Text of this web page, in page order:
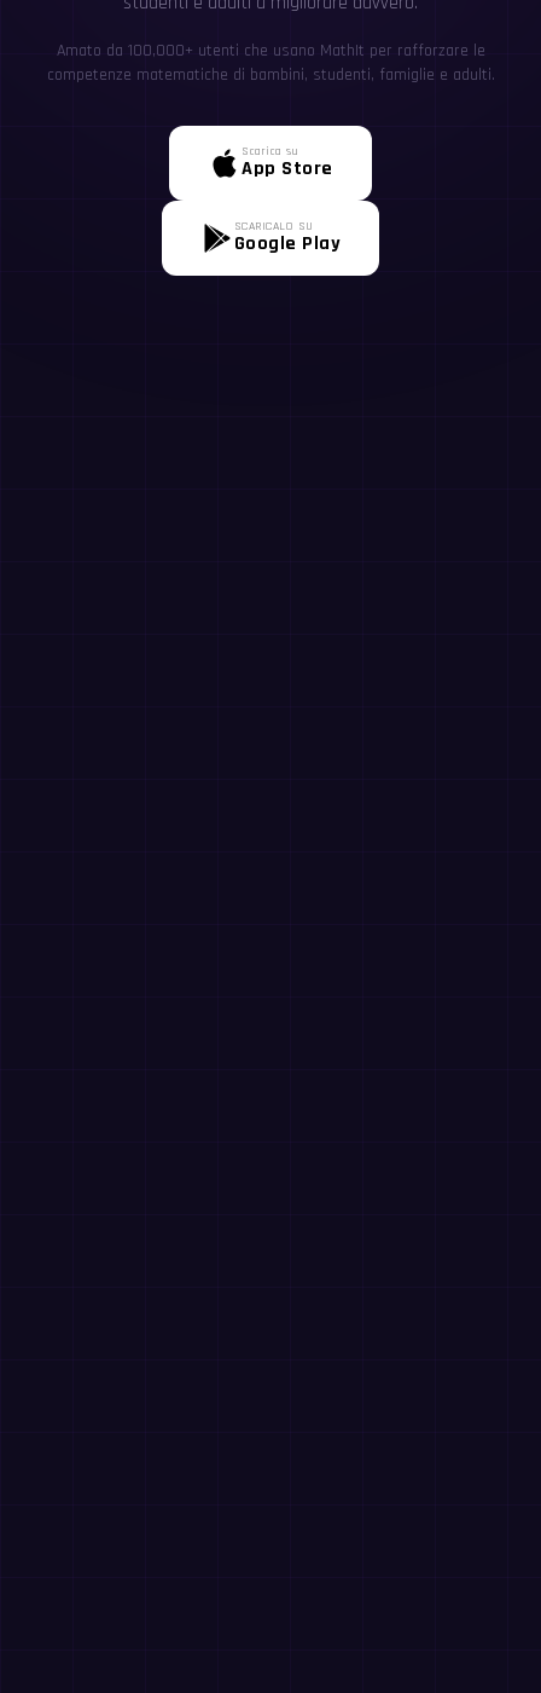
Amato da 100,000+ utenti che usano MathIt per rafforzare le
competenze matematiche di bambini, studenti, famiglie e adulti.
Scarica su
App Store
SCARICALO SU
Google Play